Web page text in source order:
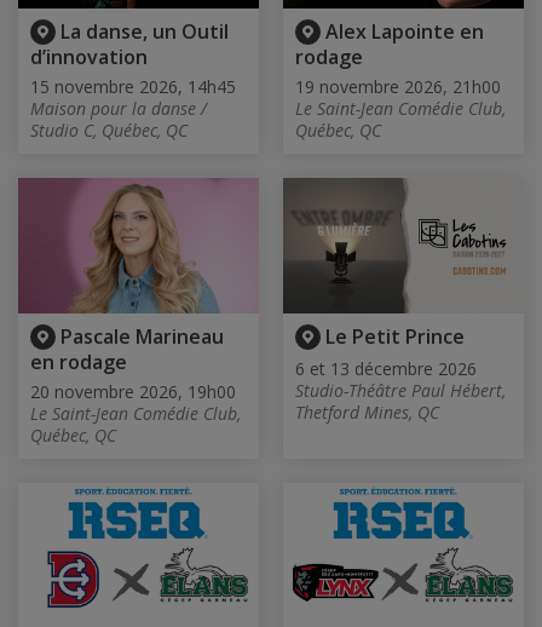
La danse, un Outil
d’innovation
15 novembre 2026, 14h45
Maison pour la danse /
Studio C, Québec, QC
Alex Lapointe en
rodage
19 novembre 2026, 21h00
Le Saint-Jean Comédie Club,
Québec, QC
Pascale Marineau
en rodage
20 novembre 2026, 19h00
Le Saint-Jean Comédie Club,
Québec, QC
Le Petit Prince
6 et 13 décembre 2026
Studio-Théâtre Paul Hébert,
Thetford Mines, QC